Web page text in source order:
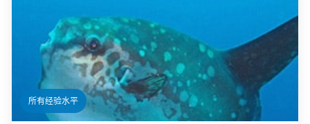
所有经验水平